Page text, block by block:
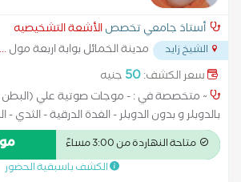
أستاذ جامعي تخصصالأشعة التشخيصيه
الشيخ زايد مدينة الخمائل بوابة اربعة مول...
سعر الكشف:50 جنيه
~ متخصصة في : - موجات صوتية علي
بالدوبلر و بدون الدوبلر - الغدة الدرقية - الثدي
مفصل الفخذ - البروستاتا ) - دوبلر ملون علي (
طرف واحد أو طرفين - أوردة طرف واحد أو طرفين
سحب عينات من أورام و تكتلات الثدي باستخدام
متاحة النهاردة من 3:00 مساءً
الكشف باسبقية الحضور